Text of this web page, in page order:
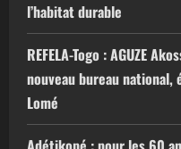
l’habitat durable
REFELA-Togo : AGUZE
nouveau bureau
Lomé